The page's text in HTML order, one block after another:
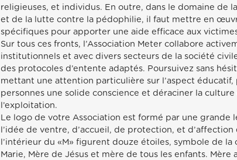
religieuses, et individus. En outre, dans le domaine de
et de la lutte contre la pédophilie, il faut mettre en
spécifiques pour apporter une aide efficace aux
Sur tous ces fronts, l’Association Meter collabore
institutionnels et avec divers secteurs de la société
des protocoles d’entente adaptés. Poursuivez sans
mettant une attention particulière sur l’aspect éducatif,
personnes une solide conscience et déraciner la culture
l’exploitation.
Le logo de votre Association est formé par une grande
l’idée de ventre, d’accueil, de protection, et
l’intérieur du «M» figurent douze étoiles, symbole de la
Marie, Mère de Jésus et mère de tous les enfants.